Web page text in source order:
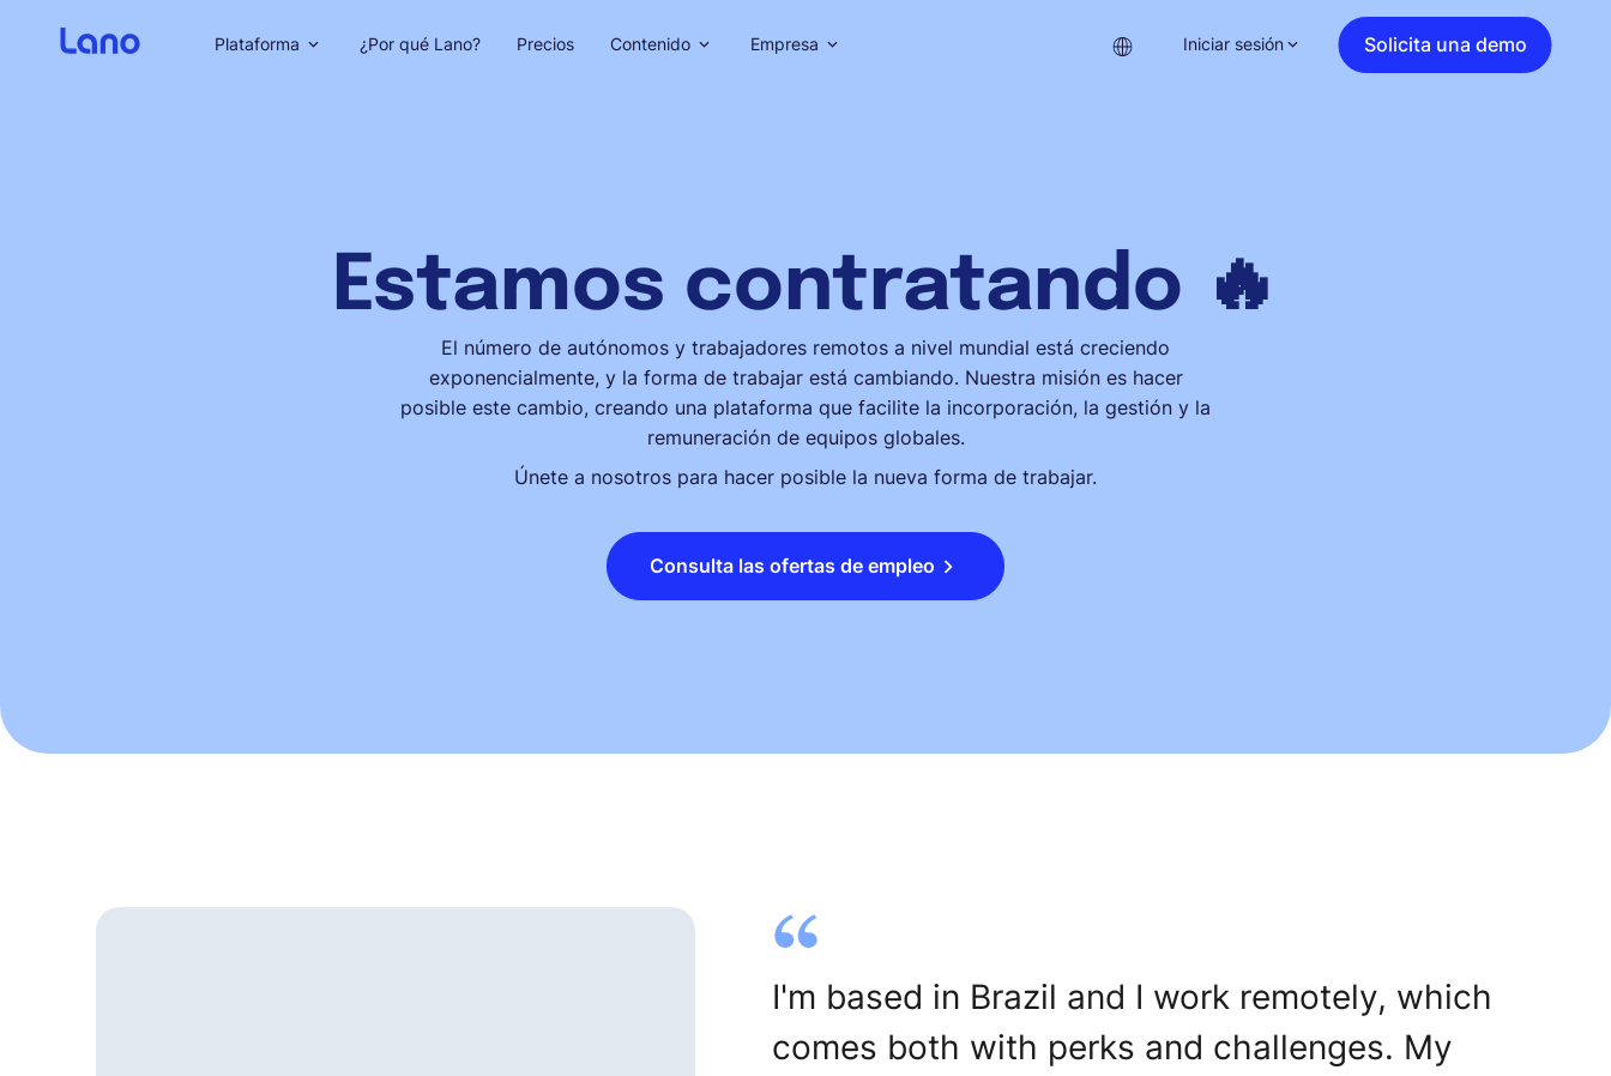
Plataforma ¿Por qué Lano? Precios Contenido Empresa Iniciar sesión Solicita una demo
Estamos contratando 🔥
El número de autónomos y trabajadores remotos a nivel mundial está creciendo
exponencialmente, y la forma de trabajar está cambiando. Nuestra misión es hacer
posible este cambio, creando una plataforma que facilite la incorporación, la gestión y la
remuneración de equipos globales.
Únete a nosotros para hacer posible la nueva forma de trabajar.
Consulta las ofertas de empleo
I'm based in Brazil and I work remotely, which
comes both with perks and challenges. My